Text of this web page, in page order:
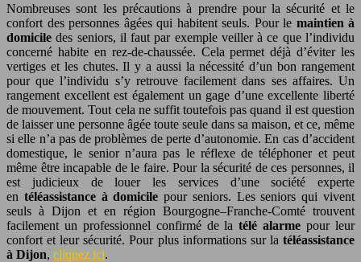
Nombreuses sont les précautions à prendre pour la sécurité et le
confort des personnes âgées qui habitent seuls. Pour le maintien à
domicile des seniors, il faut par exemple veiller à ce que l’individu
concerné habite en rez-de-chaussée. Cela permet déjà d’éviter les
vertiges et les chutes. Il y a aussi la nécessité d’un bon rangement
pour que l’individu s’y retrouve facilement dans ses affaires. Un
rangement excellent est également un gage d’une excellente liberté
de mouvement. Tout cela ne suffit toutefois pas quand il est question
de laisser une personne âgée toute seule dans sa maison, et ce, même
si elle n’a pas de problèmes de perte d’autonomie. En cas d’accident
domestique, le senior n’aura pas le réflexe de téléphoner et peut
même être incapable de le faire. Pour la sécurité de ces personnes, il
est judicieux de louer les services d’une société experte
en téléassistance à domicilepour seniors. Les seniors qui vivent
seuls à Dijon et en région Bourgogne–Franche-Comté trouvent
facilement un professionnel confirmé de latélé alarme pour leur
confort et leur sécurité. Pour plus informations sur la téléassistance
à Dijon, cliquez ici.